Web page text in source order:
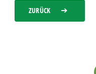
ZURÜCK